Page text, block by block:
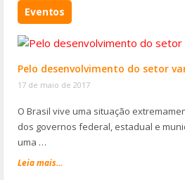
Eventos
Pelo desenvolvimento do setor
17 de maio de 2017
O Brasil vive uma situação
dos governos federal, estadual e
uma …
Leia mais...